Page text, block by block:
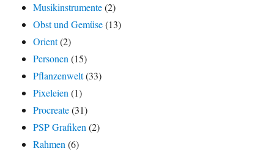
Musikinstrumente(2)
Obst und Gemüse(13)
Orient(2)
Personen(15)
Pflanzenwelt(33)
Pixeleien(1)
Procreate(31)
PSP Grafiken(2)
Rahmen(6)